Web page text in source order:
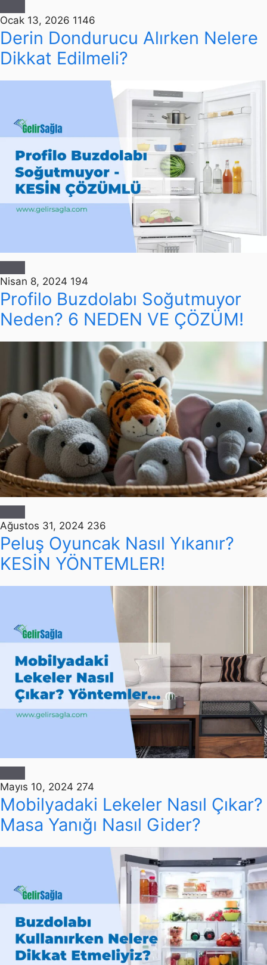
Ocak 13, 2026 1146
Derin Dondurucu Alırken Nelere
Dikkat Edilmeli?
Nisan 8, 2024 194
Profilo Buzdolabı Soğutmuyor
Neden? 6 NEDEN VE ÇÖZÜM!
Ağustos 31, 2024 236
Peluş Oyuncak Nasıl Yıkanır?
KESİN YÖNTEMLER!
Mayıs 10, 2024 274
Mobilyadaki Lekeler Nasıl Çıkar?
Masa Yanığı Nasıl Gider?